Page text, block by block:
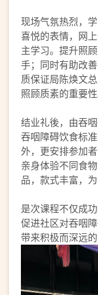
现场气氛热烈，
喜悦的表情，网
主学习。提升照
手；同时有助改
质保证局陈焕文
照顾质素的重要性
结业礼後，由吞
吞咽障碍饮食标
外，更安排参加
亲身体验不同食
品，款式丰富，
是次课程不仅成
促进社区对吞咽
带来积极而深远的